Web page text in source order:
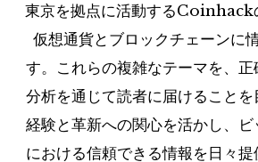
東京を拠点に活動するCoinhack
仮想通貨とブロックチェーンに
す。これらの複雑なテーマを、
分析を通じて読者に届けることを
経験と革新への関心を活かし、
における信頼できる情報を日々